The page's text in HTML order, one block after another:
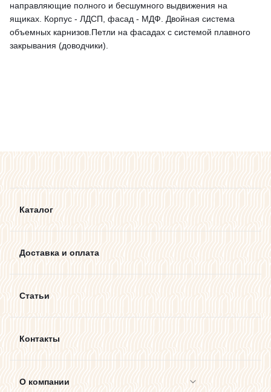
направляющие полного и бесшумного выдвижения на
ящиках. Корпус - ЛДСП, фасад - МДФ. Двойная система
объемных карнизов.Петли на фасадах с системой плавного
закрывания (доводчики).
Каталог
Доставка и оплата
Статьи
Контакты
О компании